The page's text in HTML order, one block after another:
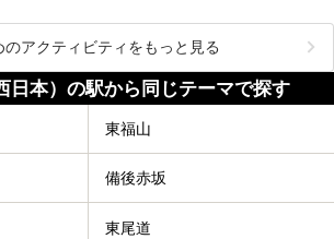
のアクティビティをもっと見る
日本）の駅から同じテーマで探す
東福山
備後赤坂
東尾道